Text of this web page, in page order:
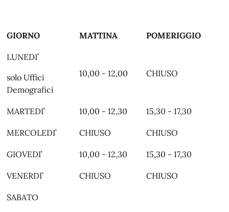
GIORNO MATTINA POMERIGGIO
LUNEDI’
solo Uffici
Demografici
10,00 - 12,00 CHIUSO
MARTEDI’ 10,00 - 12,30 15,30 - 17,30
MERCOLEDI’ CHIUSO CHIUSO
GIOVEDI’ 10,00 - 12,30 15,30 - 17,30
VENERDI’ CHIUSO CHIUSO
SABATO